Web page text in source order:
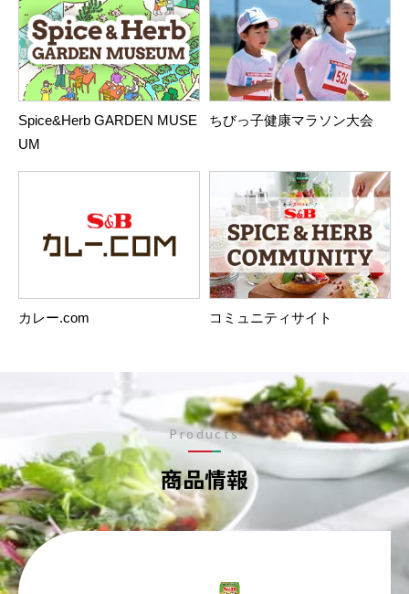
Spice&Herb GARDEN MUSE
UM
ちびっ子健康マラソン大会
カレー.com コミュニティサイト
商品情報
Products